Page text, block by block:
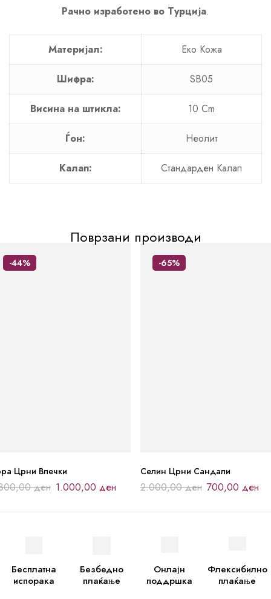
Рачно изработено во Турција.
Материјал: Еко Кожа
Шифра: SB05
Висина на штикла: 10 Cm
Ѓон: Неолит
Калап: Стандарден Калап
Поврзани производи
-44%
Црни Влечки
ден 1.000,00 ден
-65%
Селин Црни Сандали
2.000,00ден 700,00 ден
Бесплатна
испорака
Безбедно
плаќање
Онлајн
поддршка
Флексибилно
плаќање